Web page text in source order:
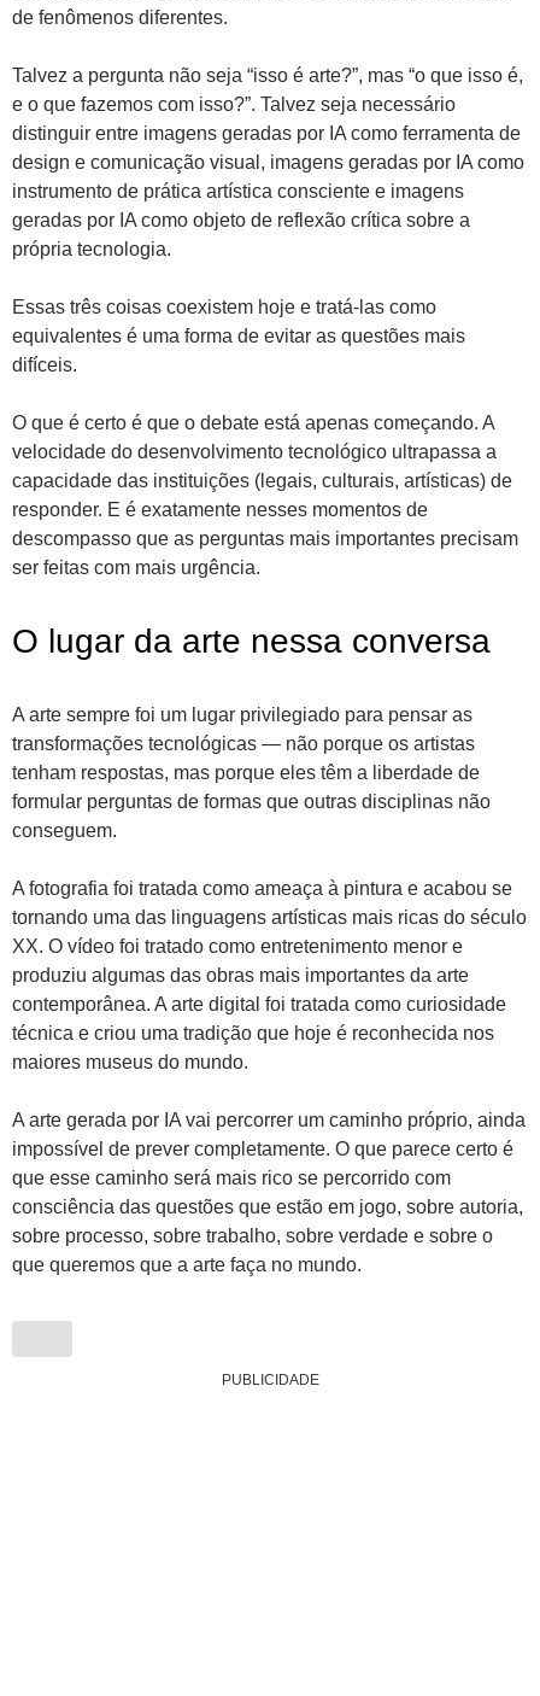
de fenômenos diferentes.
Talvez a pergunta não seja “isso é arte?”, mas “o que isso é,
e o que fazemos com isso?”. Talvez seja necessário
distinguir entre imagens geradas por IA como ferramenta de
design e comunicação visual, imagens geradas por IA como
instrumento de prática artística consciente e imagens
geradas por IA como objeto de reflexão crítica sobre a
própria tecnologia.
Essas três coisas coexistem hoje e tratá-las como
equivalentes é uma forma de evitar as questões mais
difíceis.
O que é certo é que o debate está apenas começando. A
velocidade do desenvolvimento tecnológico ultrapassa a
capacidade das instituições (legais, culturais, artísticas) de
responder. E é exatamente nesses momentos de
descompasso que as perguntas mais importantes precisam
ser feitas com mais urgência.
O lugar da arte nessa conversa
A arte sempre foi um lugar privilegiado para pensar as
transformações tecnológicas — não porque os artistas
tenham respostas, mas porque eles têm a liberdade de
formular perguntas de formas que outras disciplinas não
conseguem.
A fotografia foi tratada como ameaça à pintura e acabou se
tornando uma das linguagens artísticas mais ricas do século
XX. O vídeo foi tratado como entretenimento menor e
produziu algumas das obras mais importantes da arte
contemporânea. A arte digital foi tratada como curiosidade
técnica e criou uma tradição que hoje é reconhecida nos
maiores museus do mundo.
A arte gerada por IA vai percorrer um caminho próprio, ainda
impossível de prever completamente. O que parece certo é
que esse caminho será mais rico se percorrido com
consciência das questões que estão em jogo, sobre autoria,
sobre processo, sobre trabalho, sobre verdade e sobre o
que queremos que a arte faça no mundo.
PUBLICIDADE